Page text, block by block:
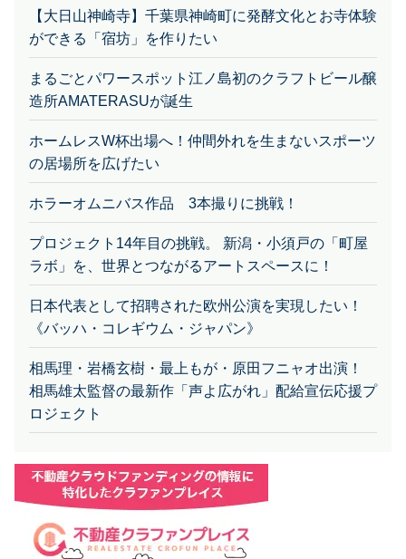
ができる「宿坊」を作りたい
まるごとパワースポット江ノ島初のクラフトビール醸
造所AMATERASUが誕生
ホームレスW杯出場へ！仲間外れを生まないスポーツ
の居場所を広げたい
ホラーオムニバス作品 3本撮りに挑戦！
プロジェクト14年目の挑戦。 新潟・小須戸の「町屋
ラボ」を、世界とつながるアートスペースに！
日本代表として招聘された欧州公演を実現したい！
《バッハ・コレギウム・ジャパン》
相馬理・岩橋玄樹・最上もが・原田フニャオ出演！
相馬雄太監督の最新作「声よ広がれ」配給宣伝応援プ
ロジェクト